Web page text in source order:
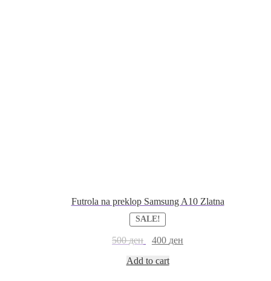
Futrola na preklop Samsung A10 Zlatna
SALE!
500ден 400 ден
Add to cart